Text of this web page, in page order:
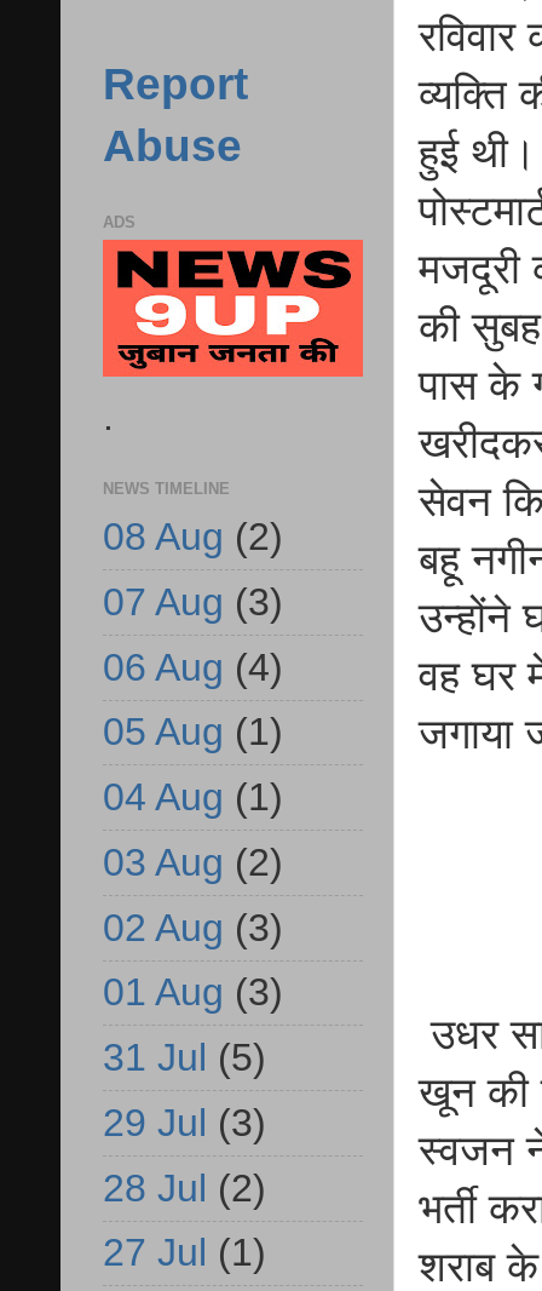
व्यक्ति
हुई
मजदूरी
की
पास के
सेवन
बहू
उन्होंने
वह घर
जगाया
उधर
खून की
स्वजन
भर्ती
शराब
Report
Abuse
ADS
.
NEWS TIMELINE
08 Aug (2)
07 Aug (3)
06 Aug (4)
05 Aug (1)
04 Aug (1)
03 Aug (2)
02 Aug (3)
01 Aug (3)
31 Jul (5)
29 Jul (3)
28 Jul (2)
27 Jul (1)